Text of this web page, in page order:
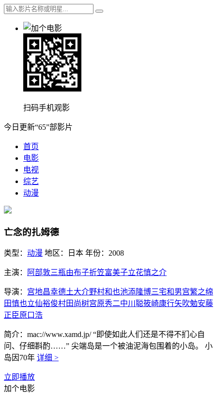
扫码手机观影
今日更新“65”部影片
首页
电影
电视
综艺
动漫
亡念的扎姆德
类型： 动漫 地区： 日本 年份： 2008
主演： 阿部敦三瓶由布子折笠富美子立花慎之介
导演： 宫地昌幸德土大介野村和也池添隆博三宅和男宫繁之绵
田慎也立仙裕俊村田尚树宫原秀二中川聪筱崎康行矢吹勉安藤
正臣原口浩
简介： mac://www.xamd.jp/ “即使如此人们还是不得不扪心自
问、仔细斟酌……” 尖端岛是一个被油泥海包围着的小岛。 小
岛因70年 详细 >
立即播放
加个电影